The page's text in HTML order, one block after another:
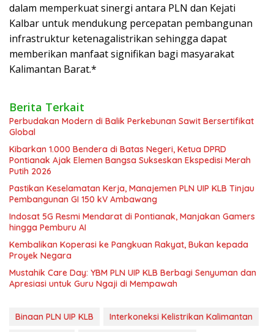
dalam memperkuat sinergi antara PLN dan Kejati
Kalbar untuk mendukung percepatan pembangunan
infrastruktur ketenagalistrikan sehingga dapat
memberikan manfaat signifikan bagi masyarakat
Kalimantan Barat.*
Berita Terkait
Perbudakan Modern di Balik Perkebunan Sawit Bersertifikat
Global
Kibarkan 1.000 Bendera di Batas Negeri, Ketua DPRD
Pontianak Ajak Elemen Bangsa Sukseskan Ekspedisi Merah
Putih 2026
Pastikan Keselamatan Kerja, Manajemen PLN UIP KLB Tinjau
Pembangunan GI 150 kV Ambawang
Indosat 5G Resmi Mendarat di Pontianak, Manjakan Gamers
hingga Pemburu AI
Kembalikan Koperasi ke Pangkuan Rakyat, Bukan kepada
Proyek Negara
Mustahik Care Day: YBM PLN UIP KLB Berbagi Senyuman dan
Apresiasi untuk Guru Ngaji di Mempawah
Binaan PLN UIP KLB
Interkoneksi Kelistrikan Kalimantan